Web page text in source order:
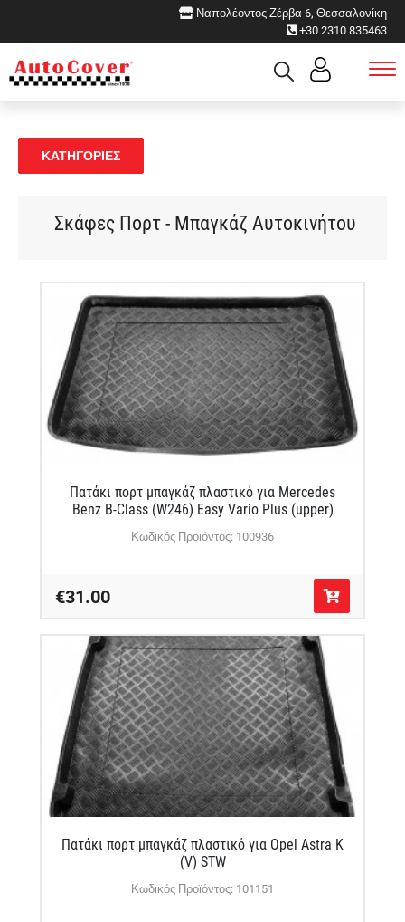
Ναπολέοντος Ζέρβα 6, Θεσσαλονίκη
+30 2310 835463
ΚΑΤΗΓΟΡΙΕΣ
Σκάφες Πορτ - Μπαγκάζ Αυτοκινήτου
Πατάκι πορτ μπαγκάζ πλαστικό για Mercedes
Benz B-Class (W246) Easy Vario Plus (upper)
Κωδικός Προϊόντος: 100936
€31.00
Πατάκι πορτ μπαγκάζ πλαστικό για Opel Astra K
(V) STW
Κωδικός Προϊόντος: 101151